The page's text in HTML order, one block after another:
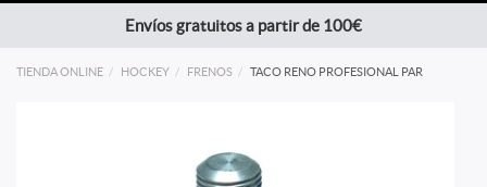
Envíos gratuitos a partir de 100€
TIENDA ONLINE HOCKEY FRENOS TACO RENO PROFESIONAL PAR